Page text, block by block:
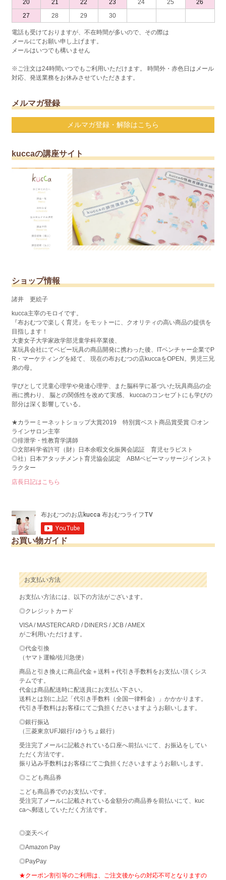
20 21 22 23 24 25
26
27
28 29 30
電話も受けておりますが、不在時間が多いので、その際は
メールにてお願い申し上げます。
メールはいつでも構いません
※ご注文は24時間いつでもご利用いただけます。 時間外・赤色日はメール
対応、発送業務をお休みさせていただきます。
メルマガ登録
メルマガ登録・解除はこちら
kuccaの講座サイト
ショップ情報
諸井 更絵子
kucca主宰のモロイです。
『布おむつで楽しく育児』をモットーに、クオリティの高い商品の提供を
目指します！
大妻女子大学家政学部児童学科卒業後、
某玩具会社にてベビー玩具の商品開発に携わった後、ITベンチャー企業でP
R・マーケティングを経て、 現在の布おむつの店kuccaをOPEN。男児三兄
弟の母。
学びとして児童心理学や発達心理学、また脳科学に基づいた玩具商品の企
画に携わり、 脳との関係性を改めて実感、 kuccaのコンセプトにも学びの
部分は深く影響している。
★カラーミーネットショップ大賞2019 特別賞ベスト商品賞受賞 ◎オン
ラインサロン主宰
◎排泄学・性教育学講師
◎文部科学省許可（財）日本余暇文化振興会認証 育児セラピスト
◎社）日本アタッチメント育児協会認定 ABMベビーマッサージインスト
ラクター
店長日記はこちら
お買い物ガイド
お支払い方法
お支払い方法には、以下の方法がございます。
◎クレジットカード
VISA / MASTERCARD / DINERS / JCB / AMEX
がご利用いただけます。
◎代金引換
（ヤマト運輸/佐川急便）
商品と引き換えに商品代金＋送料＋代引き手数料をお支払い頂くシス
テムです。
代金は商品配送時に配送員にお支払い下さい。
送料とは別に上記「代引き手数料（全国一律料金）」かかかります。
代引き手数料はお客様にてご負担くださいますようお願いします。
◎銀行振込
（三菱東京UFJ銀行/ ゆうちょ銀行）
受注完了メールに記載されている口座へ前払いにて、お振込をしてい
ただく方法です。
振り込み手数料はお客様にてご負担くださいますようお願いします。
◎こども商品券
こども商品券でのお支払いです。
受注完了メールに記載されている金額分の商品券を前払いにて、kuc
caへ郵送していただく方法です。
◎楽天ペイ
◎Amazon Pay
◎PayPay
★クーポン割引等のご利用は、ご注文後からの対応不可となりますの